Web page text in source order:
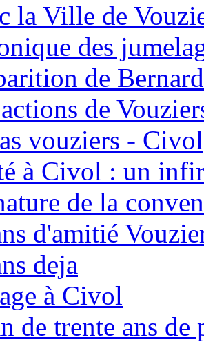
la Ville de
des
de
de
vouziers - Civol
à Civol : un
de la
d'amitié
deja
à Civol
de trente ans